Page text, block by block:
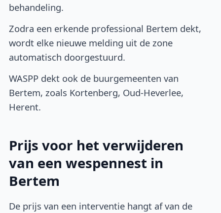
behandeling.
Zodra een erkende professional Bertem dekt,
wordt elke nieuwe melding uit de zone
automatisch doorgestuurd.
WASPP dekt ook de buurgemeenten van
Bertem, zoals Kortenberg, Oud-Heverlee,
Herent.
Prijs voor het verwijderen
van een wespennest in
Bertem
De prijs van een interventie hangt af van de